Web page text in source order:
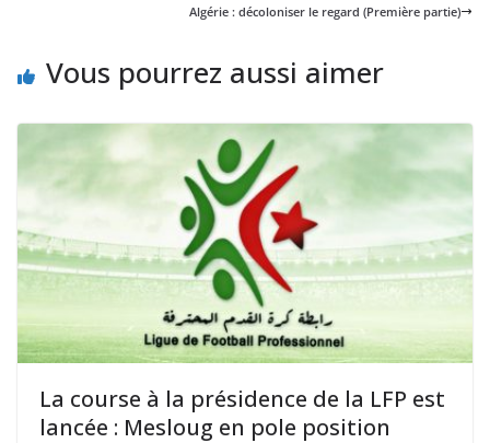
Algérie : décoloniser le regard (Première partie)
Vous pourrez aussi aimer
La course à la présidence de la LFP est
lancée : Mesloug en pole position